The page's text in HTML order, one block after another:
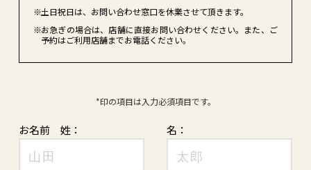
※土日祝日は、お問い合わせ窓口を休業させて頂きます。
※お急ぎの場合は、店舗に直接お問い合わせください。また、ご
予約はご利用店舗までお電話ください。
*印の項目は入力必須項目です。
お名前 姓： 名：